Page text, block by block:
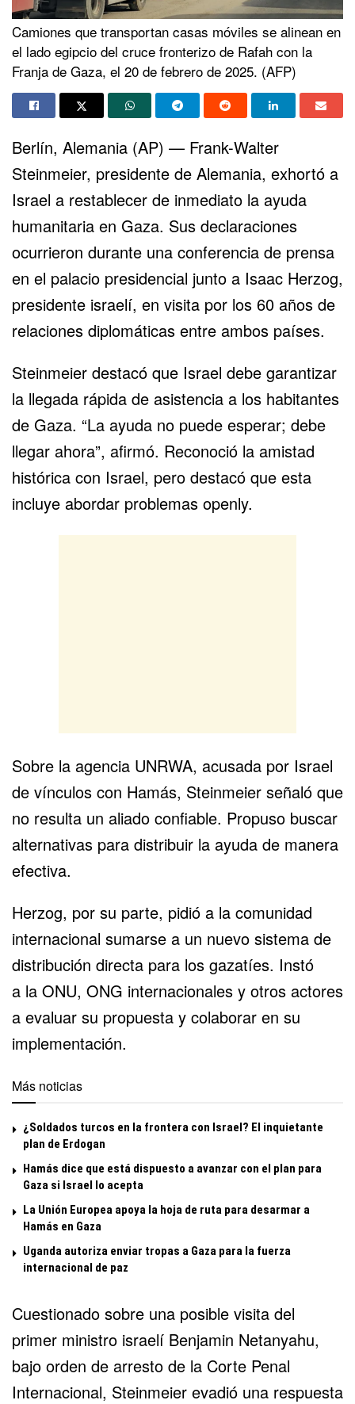
Camiones que transportan casas móviles se alinean en
el lado egipcio del cruce fronterizo de Rafah con la
Franja de Gaza, el 20 de febrero de 2025. (AFP)
Berlín, Alemania (AP) — Frank-Walter
Steinmeier, presidente de Alemania, exhortó a
Israel a restablecer de inmediato la ayuda
humanitaria en Gaza. Sus declaraciones
ocurrieron durante una conferencia de prensa
en el palacio presidencial junto a Isaac Herzog,
presidente israelí, en visita por los 60 años de
relaciones diplomáticas entre ambos países.
Steinmeier destacó que Israel debe garantizar
la llegada rápida de asistencia a los habitantes
de Gaza. “La ayuda no puede esperar; debe
llegar ahora”, afirmó. Reconoció la amistad
histórica con Israel, pero destacó que esta
incluye abordar problemas openly.
Sobre la agencia UNRWA, acusada por Israel
de vínculos con Hamás, Steinmeier señaló que
no resulta un aliado confiable. Propuso buscar
alternativas para distribuir la ayuda de manera
efectiva.
Herzog, por su parte, pidió a la comunidad
internacional sumarse a un nuevo sistema de
distribución directa para los gazatíes. Instó
a la ONU, ONG internacionales y otros actores
a evaluar su propuesta y colaborar en su
implementación.
Más noticias
¿Soldados turcos en la frontera con Israel? El inquietante
plan de Erdogan
Hamás dice que está dispuesto a avanzar con el plan para
Gaza si Israel lo acepta
La Unión Europea apoya la hoja de ruta para desarmar a
Hamás en Gaza
Uganda autoriza enviar tropas a Gaza para la fuerza
internacional de paz
Cuestionado sobre una posible visita del
primer ministro israelí Benjamin Netanyahu,
bajo orden de arresto de la Corte Penal
Internacional, Steinmeier evadió una respuesta